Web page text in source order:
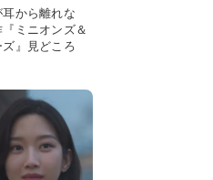
から離れな
ミニオンズ＆
』見どころ